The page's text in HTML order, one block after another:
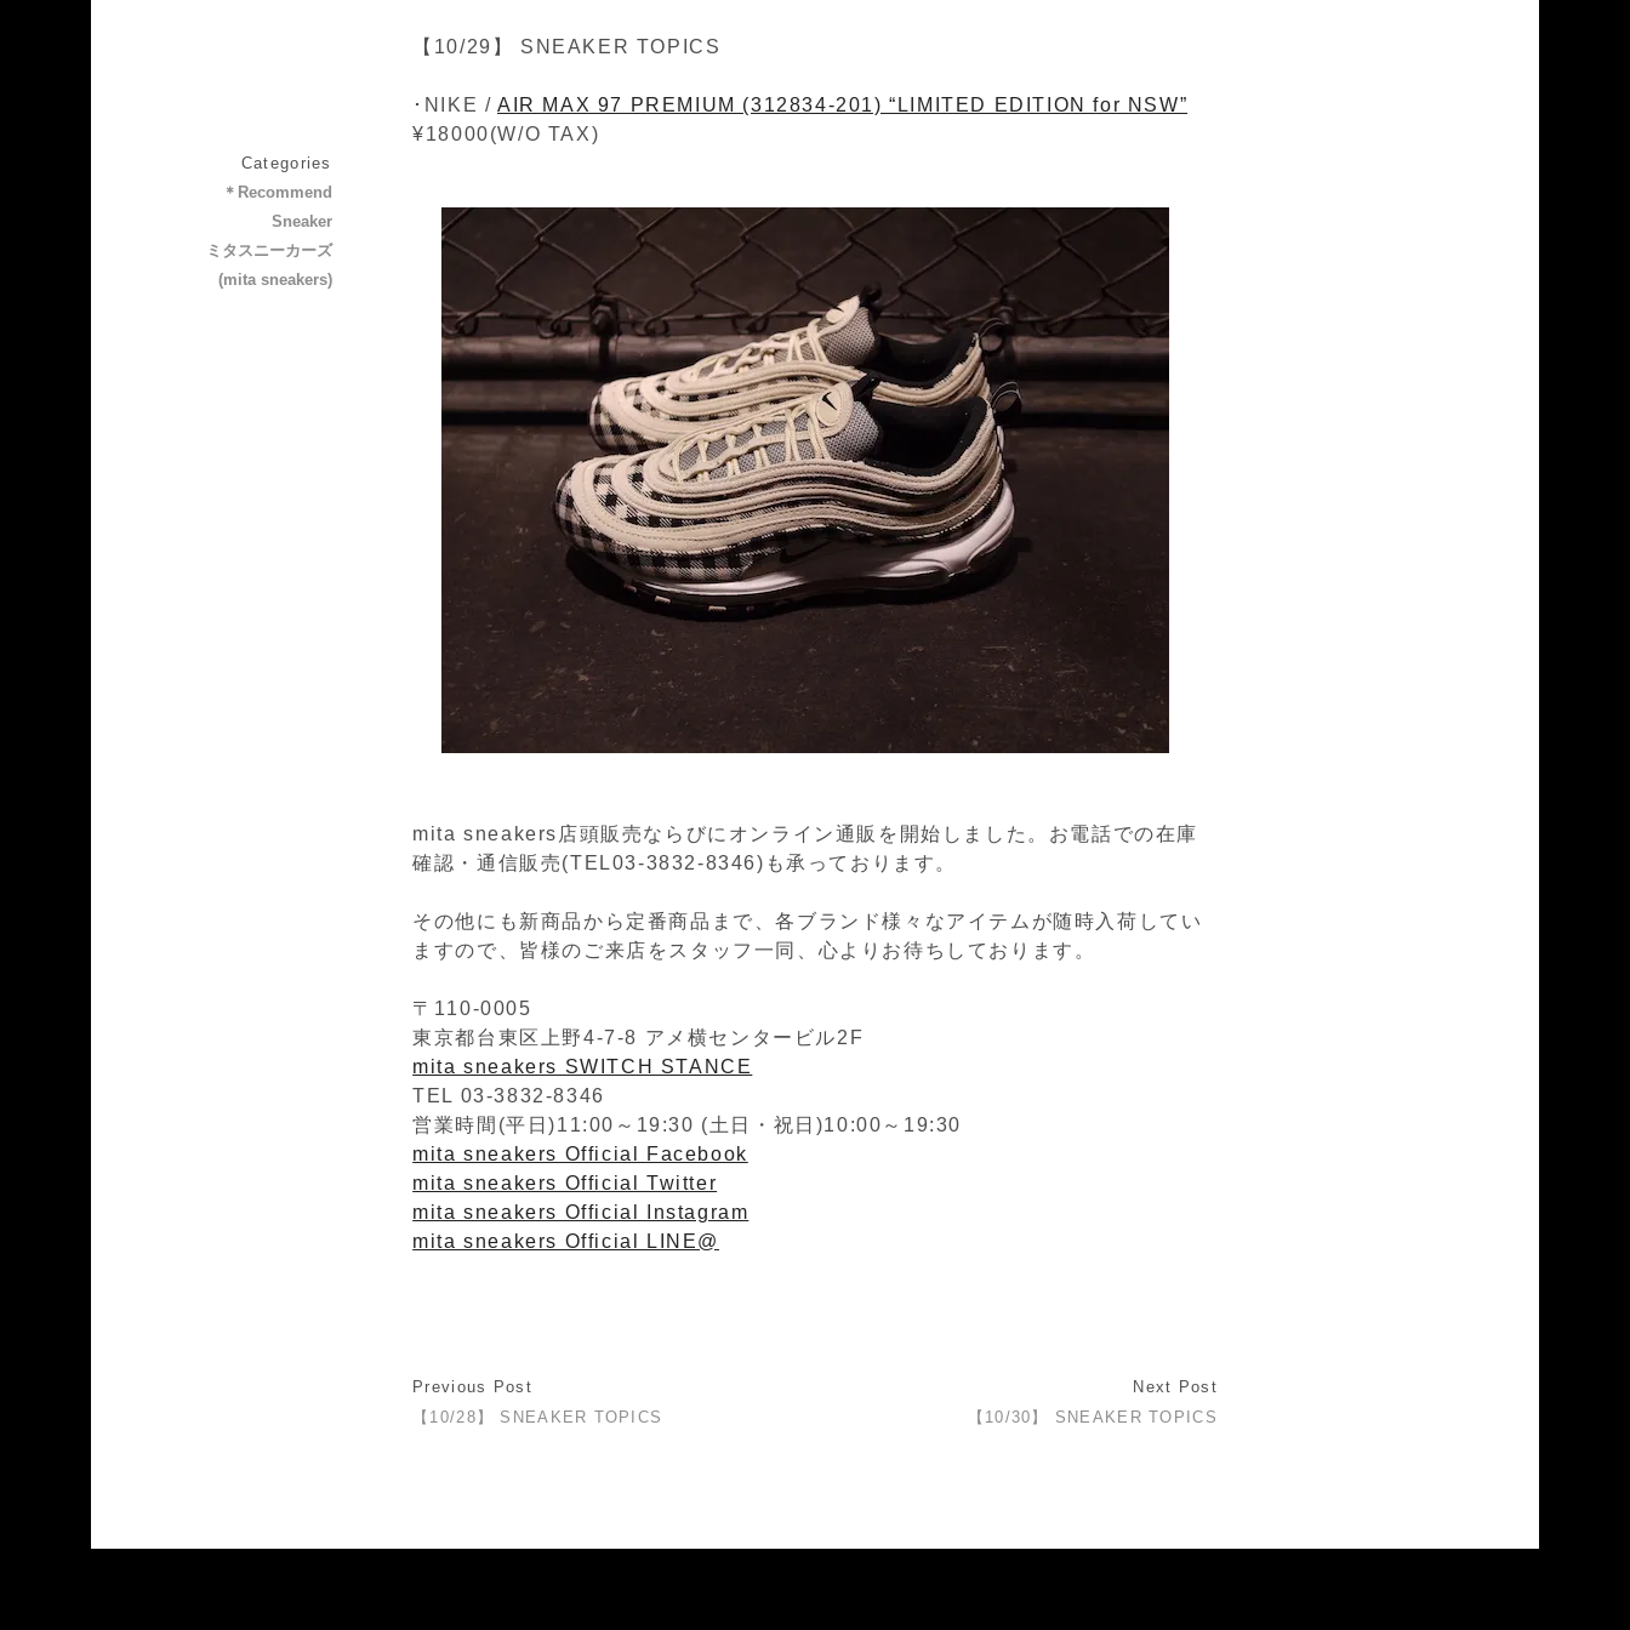
【10/29】 SNEAKER TOPICS
･NIKE / AIR MAX 97 PREMIUM (312834-201) “LIMITED EDITION for NSW”
¥18000(W/O TAX)
mita sneakers店頭販売ならびにオンライン通販を開始しました。お電話での在庫
確認・通信販売(TEL03-3832-8346)も承っております。
その他にも新商品から定番商品まで、各ブランド様々なアイテムが随時入荷してい
ますので、皆様のご来店をスタッフ一同、心よりお待ちしております。
〒110-0005
東京都台東区上野4-7-8 アメ横センタービル2F
mita sneakers SWITCH STANCE
TEL 03-3832-8346
営業時間(平日)11:00～19:30 (土日・祝日)10:00～19:30
mita sneakers Official Facebook
mita sneakers Official Twitter
mita sneakers Official Instagram
mita sneakers Official LINE@
Previous Post
【10/28】 SNEAKER TOPICS
Next Post
【10/30】 SNEAKER TOPICS
Categories
＊Recommend
Sneaker
ミタスニーカーズ
(mita sneakers)